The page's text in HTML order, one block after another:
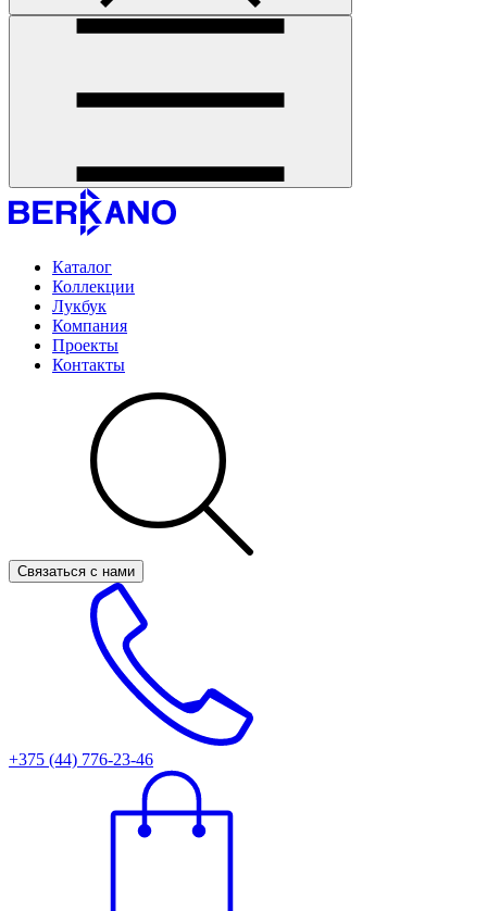
Каталог
Коллекции
Лукбук
Компания
Проекты
Контакты
Связаться с нами
+375 (44) 776-23-46